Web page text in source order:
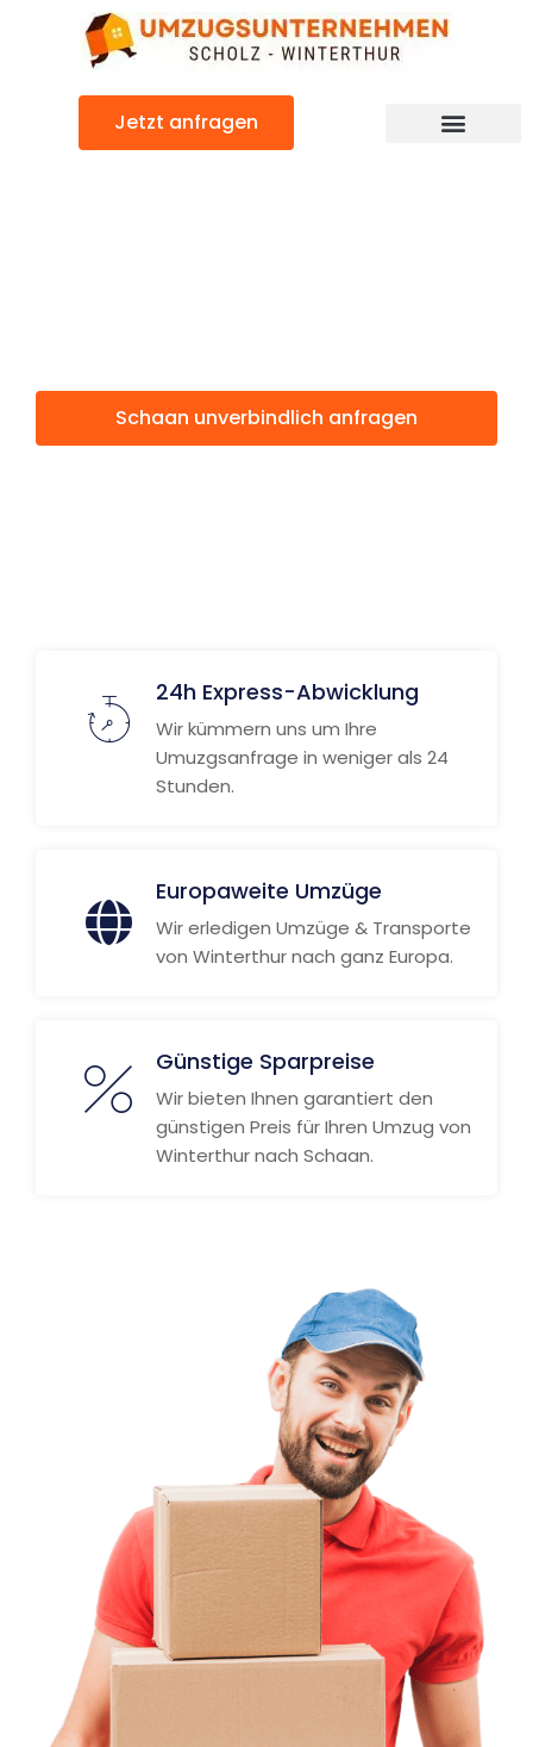
Jetzt anfragen
Schaan unverbindlich anfragen
24h Express-Abwicklung
Wir kümmern uns um Ihre
Umuzgsanfrage in weniger als 24
Stunden.
Europaweite Umzüge
Wir erledigen Umzüge & Transporte
von Winterthur nach ganz Europa.
Günstige Sparpreise
Wir bieten Ihnen garantiert den
günstigen Preis für Ihren Umzug von
Winterthur nach Schaan.